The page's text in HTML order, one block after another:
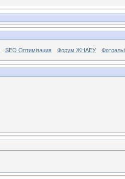
SEO Оптимізация Форум ЖНАЕУ